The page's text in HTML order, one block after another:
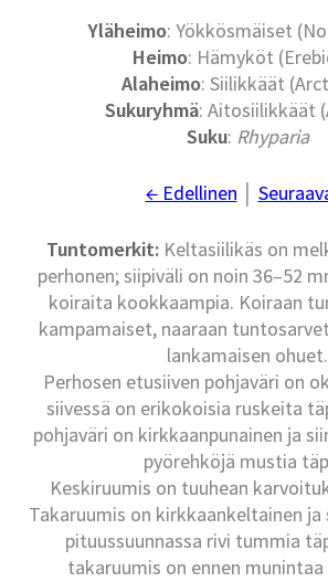
Yläheimo: Yökkösmäiset
Heimo: Hämyköt
Alaheimo: Siilikkäät
Sukuryhmä: Aitosiilikkäät
Suku: Rhyparia
← Edellinen
Tuntomerkit:Keltasiilikäs on
perhonen; siipiväli on noin 36–52
koiraita kookkaampia. Koiraan
kampamaiset, naaraan
lankamaisen ohuet.
Perhosen etusiiven pohjaväri on
siivessä on erikokoisia ruskeita
pohjaväri on kirkkaanpunainen ja
pyörehköjä mustia
Keskiruumis on tuuhean
Takaruumis on kirkkaankeltainen ja
pituussuunnassa rivi tummia
takaruumis on ennen munintaa